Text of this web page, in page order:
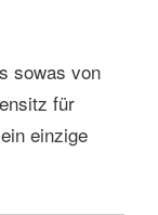
sowas von
für
einzige